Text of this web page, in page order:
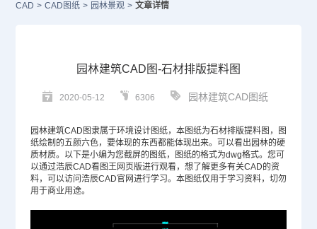
CAD > CAD图纸 > 园林景观 > 文章详情
园林建筑CAD图-石材排版提料图
2020-05-12 6306 园林建筑CAD图纸
园林建筑CAD 图隶属于环境设计图纸，本图纸为石材排版提料图，图
纸绘制的五颜六色，要体现的东西都能体现出来。可以看出园林的硬
质材质。以下是小编为您截屏的图纸，图纸的格式为dwg格式。您可
以通过浩辰CAD看图王网页版进行观看，想了解更多有关CAD的资
料，可以访问浩辰CAD官网进行学习。本图纸仅用于学习资料，切勿
用于商业用途。